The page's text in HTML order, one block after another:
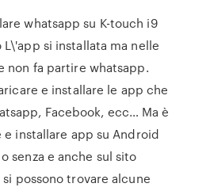
whatsapp su K-touch i9
si installata ma nelle
non fa partire whatsapp.
e installare le app che
Facebook, ecc… Ma è
installare app su Android
senza e anche sul sito
possono trovare alcune